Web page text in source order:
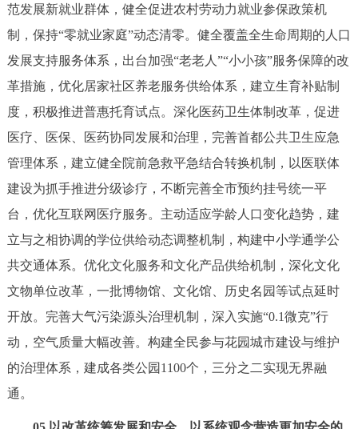
范发展新就业群体，健全促进农村劳动力就业参保政策机
制，保持“零就业家庭”动态清零。健全覆盖全生命周期的人口
发展支持服务体系，出台加强“老老人”“小小孩”服务保障的改
革措施，优化居家社区养老服务供给体系，建立生育补贴制
度，积极推进普惠托育试点。深化医药卫生体制改革，促进
医疗、医保、医药协同发展和治理，完善首都公共卫生应急
管理体系，建立健全院前急救平急结合转换机制，以医联体
建设为抓手推进分级诊疗，不断完善全市预约挂号统一平
台，优化互联网医疗服务。主动适应学龄人口变化趋势，建
立与之相协调的学位供给动态调整机制，构建中小学通学公
共交通体系。优化文化服务和文化产品供给机制，深化文化
文物单位改革，一批博物馆、文化馆、历史名园等试点延时
开放。完善大气污染源头治理机制，深入实施“0.1微克”行
动，空气质量大幅改善。构建全民参与花园城市建设与维护
的治理体系，建成各类公园1100个，三分之二实现无界融
通。